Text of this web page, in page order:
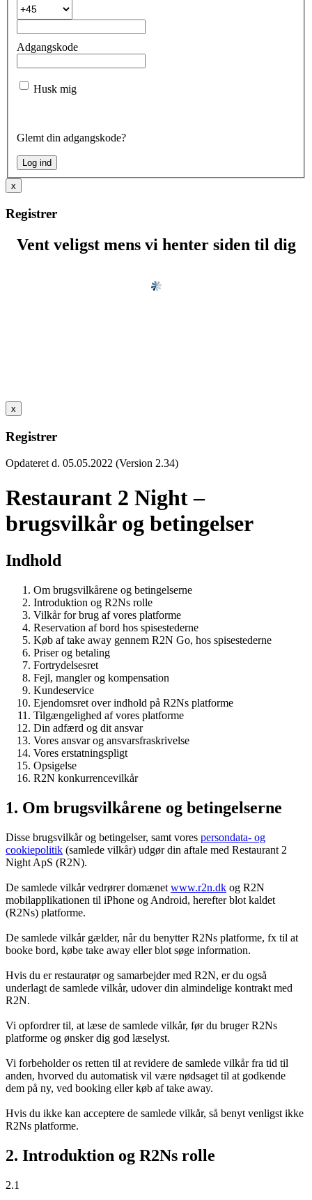
Adgangskode
Husk mig
Glemt din adgangskode?
x
Registrer
Vent veligst mens vi henter siden til dig
x
Registrer
Opdateret d. 05.05.2022 (Version 2.34)
Restaurant 2 Night –
brugsvilkår og betingelser
Indhold
Om brugsvilkårene og betingelserne
Introduktion og R2Ns rolle
Vilkår for brug af vores platforme
Reservation af bord hos spisestederne
Køb af take away gennem R2N Go, hos spisestederne
Priser og betaling
Fortrydelsesret
Fejl, mangler og kompensation
Kundeservice
Ejendomsret over indhold på R2Ns platforme
Tilgængelighed af vores platforme
Din adfærd og dit ansvar
Vores ansvar og ansvarsfraskrivelse
Vores erstatningspligt
Opsigelse
R2N konkurrencevilkår
1. Om brugsvilkårene og betingelserne
Disse brugsvilkår og betingelser, samt vores persondata- og
cookiepolitik (samlede vilkår) udgør din aftale med Restaurant 2
Night ApS (R2N).
De samlede vilkår vedrører domænet www.r2n.dk og R2N
mobilapplikationen til iPhone og Android, herefter blot kaldet
(R2Ns) platforme.
De samlede vilkår gælder, når du benytter R2Ns platforme, fx til at
booke bord, købe take away eller blot søge information.
Hvis du er restauratør og samarbejder med R2N, er du også
underlagt de samlede vilkår, udover din almindelige kontrakt med
R2N.
Vi opfordrer til, at læse de samlede vilkår, før du bruger R2Ns
platforme og ønsker dig god læselyst.
Vi forbeholder os retten til at revidere de samlede vilkår fra tid til
anden, hvorved du automatisk vil være nødsaget til at godkende
dem på ny, ved booking eller køb af take away.
Hvis du ikke kan acceptere de samlede vilkår, så benyt venligst ikke
R2Ns platforme.
2. Introduktion og R2Ns rolle
2.1